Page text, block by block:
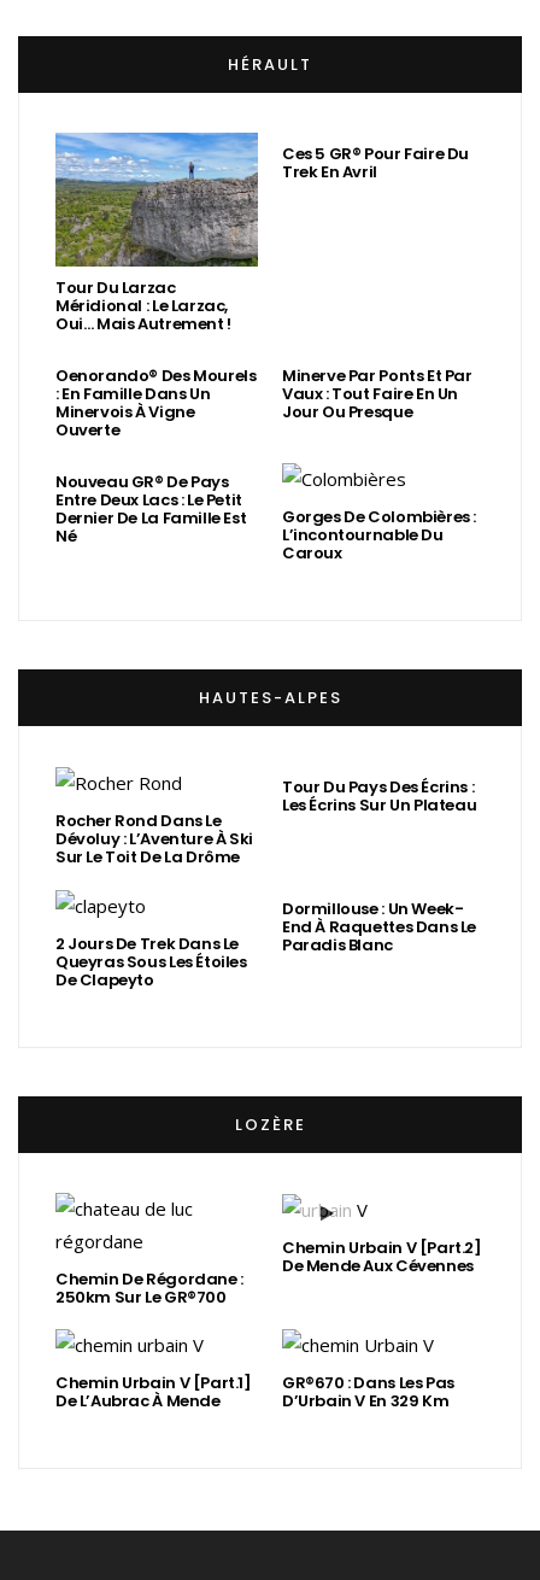
HÉRAULT
Tour Du Larzac
Méridional : Le Larzac,
Oui… Mais Autrement !
Ces 5 GR® Pour Faire Du
Trek En Avril
Oenorando® Des Mourels
: En Famille Dans Un
Minervois À Vigne
Ouverte
Minerve Par Ponts Et Par
Vaux : Tout Faire En Un
Jour Ou Presque
Nouveau GR® De Pays
Entre Deux Lacs : Le Petit
Dernier De La Famille Est
Né
Gorges De Colombières :
L’incontournable Du
Caroux
HAUTES-ALPES
Rocher Rond Dans Le
Dévoluy : L’Aventure À Ski
Sur Le Toit De La Drôme
Tour Du Pays Des Écrins :
Les Écrins Sur Un Plateau
2 Jours De Trek Dans Le
Queyras Sous Les Étoiles
De Clapeyto
Dormillouse : Un Week-
End À Raquettes Dans Le
Paradis Blanc
LOZÈRE
Chemin De Régordane :
250km Sur Le GR®700
Chemin Urbain V [Part.2]
De Mende Aux Cévennes
Chemin Urbain V [Part.1]
De L’Aubrac À Mende
GR®670 : Dans Les Pas
D’Urbain V En 329 Km